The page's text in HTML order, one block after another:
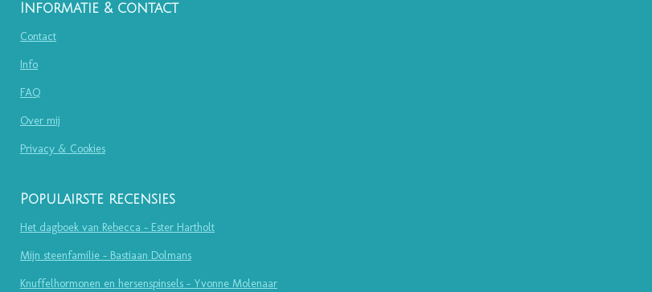
Informatie & contact
Contact
Info
FAQ
Over mij
Privacy & Cookies
Populairste recensies
Het dagboek van Rebecca - Ester Hartholt
Mijn steenfamilie - Bastiaan Dolmans
Knuffelhormonen en hersenspinsels - Yvonne Molenaar